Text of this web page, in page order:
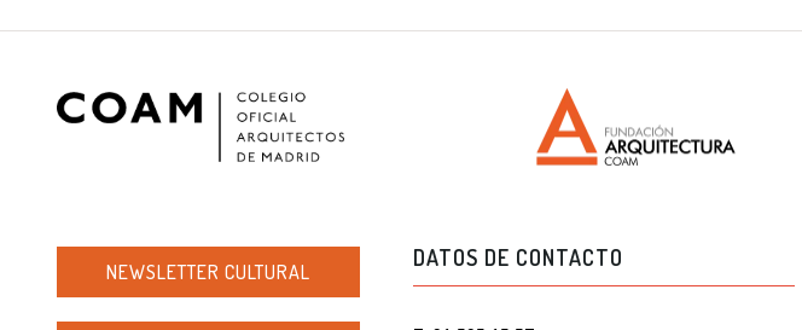
NEWSLETTER CULTURAL
DATOS DE CONTACTO